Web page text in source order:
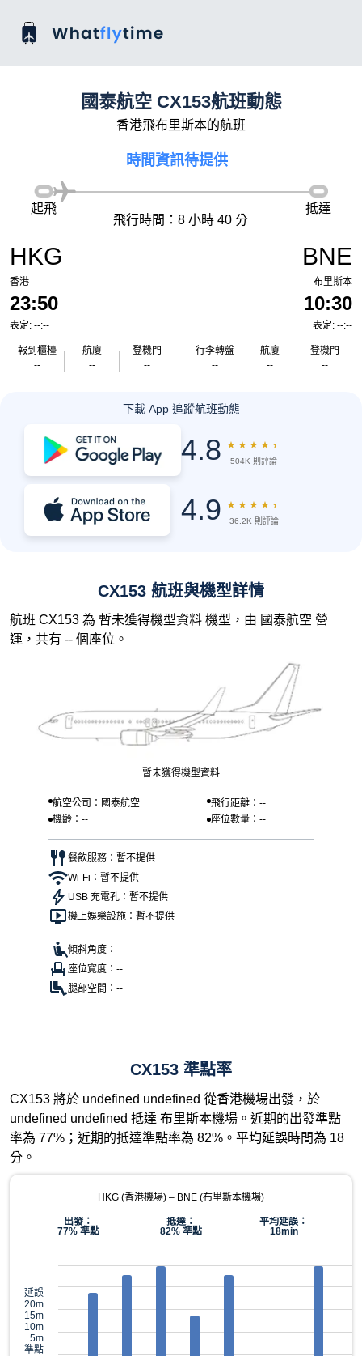
國泰航空 CX153航班動態
香港飛布里斯本的航班
時間資訊待提供
HKG
香港
23:50
表定: --:--
報到櫃檯
--
航廈
--
登機門
--
起飛
飛行時間：8 小時 40 分
抵達
BNE
布里斯本
10:30
表定: --:--
行李轉盤
--
航廈
--
登機門
--
下載 App 追蹤航班動態
4.8 ★ ★ ★ ★ ★
504K 則評論
4.9 ★ ★ ★ ★ ★
36.2K 則評論
CX153 航班與機型詳情
航班 CX153 為 暫未獲得機型資料 機型，由 國泰航空 營
運，共有 -- 個座位。
暫未獲得機型資料
航空公司：國泰航空
飛行距離：--
機齡：--
座位數量：--
餐飲服務：暫不提供
Wi-Fi：暫不提供
USB 充電孔：暫不提供
機上娛樂設施：暫不提供
傾斜角度：--
座位寬度：--
腿部空間：--
CX153 準點率
CX153 將於 undefined undefined 從香港機場出發，於
undefined undefined 抵達 布里斯本機場。近期的出發準點
率為 77%；近期的抵達準點率為 82%。平均延誤時間為 18
分。
HKG (香港機場) – BNE (布里斯本機場)
出發：
77% 準點
抵達：
82% 準點
平均延誤：
18min
延誤
20m
15m
10m
5m
準點